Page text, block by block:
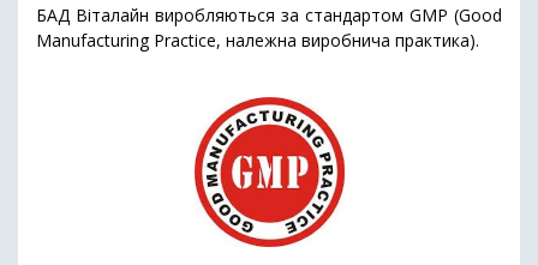
БАД Віталайн виробляються за стандартом GMP (Good
Manufacturing Practice, належна виробнича практика).